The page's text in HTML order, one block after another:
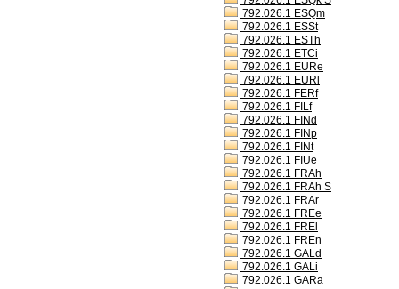
792.026.1 ESQm
792.026.1 ESSt
792.026.1 ESTh
792.026.1 ETCi
792.026.1 EURe
792.026.1 EURl
792.026.1 FERf
792.026.1 FILf
792.026.1 FINd
792.026.1 FINp
792.026.1 FINt
792.026.1 FIUe
792.026.1 FRAh
792.026.1 FRAh S
792.026.1 FRAr
792.026.1 FREe
792.026.1 FREl
792.026.1 FREn
792.026.1 GALd
792.026.1 GALi
792.026.1 GARa